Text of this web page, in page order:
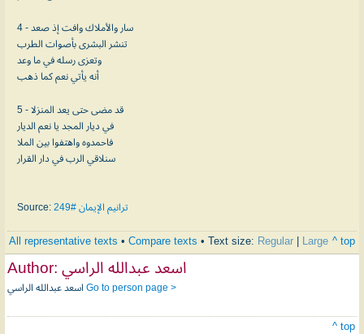
4 - سار والأملاك وافت إذ صعد
تنشر البشرى بأصوات الطرب
وتعزى رسله في ما وعد
أنه يأتي نعم كما ذهب
5 - قد مضى حتى يعد المنزلا
في ديار المجد يا نعم الديار
فاحمدوه واهتفوا بين الملا
سنلاقي الرب في دار القرار
Source: ترانيم الإيمان #249
All representative texts • Compare texts • Text size: Regular Large ^ top
Author: اسعد عبدالله الراسي
Go to person page >
^ top